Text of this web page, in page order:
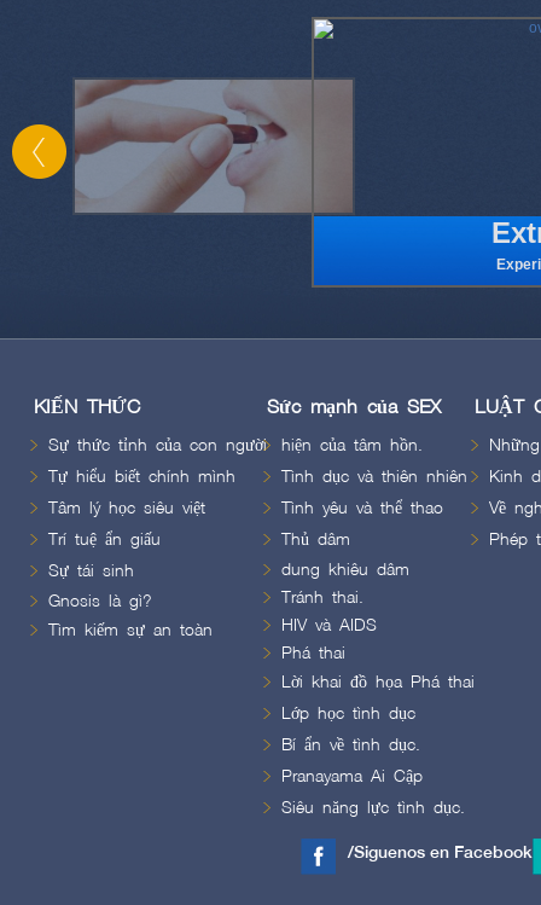
KIẾN THỨC
Sự thức tỉnh của con người
Tự hiểu biết chính mình
Tâm lý học siêu việt
Trí tuệ ẩn giấu
Sự tái sinh
Gnosis là gì?
Tìm kiếm sự an toàn
Sức mạnh của SEX
hiện của tâm hồn.
Tình dục và thiên nhiên
Tình yêu và thể thao
Thủ dâm
dung khiêu dâm
Tránh thai.
HIV và AIDS
Phá thai
Lời khai đồ họa Phá thai
Lớp học tình dục
Bí ẩn về tình dục.
Pranayama Ai Cập
Siêu năng lực tình dục.
LUẬT
Kinh
Về
Phép
/Siguenos en Facebook